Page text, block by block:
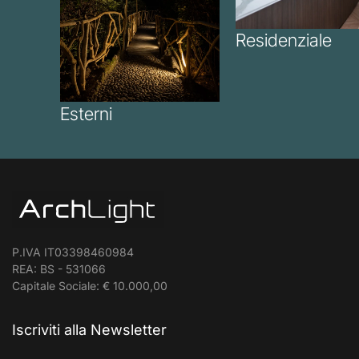
Esterni
Residenziale
P.IVA IT03398460984
REA: BS - 531066
Capitale Sociale: € 10.000,00
Iscriviti alla Newsletter